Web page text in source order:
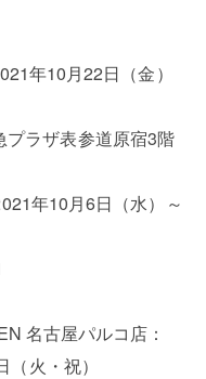
年10月22日（金）
ラザ表参道原宿3階
年10月6日（水）～
名古屋パルコ店：
火・祝）